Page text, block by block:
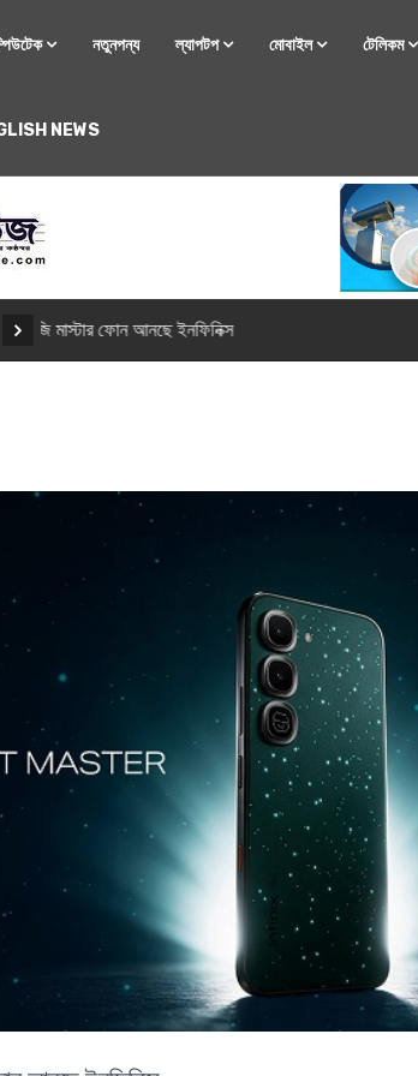
নতুনপন্য ল্যাপটপ মোবাইল টেলিকম
NEWS
মোবাইল নতুন সি-সিরিজ স্মার্টফোন নিয়ে আসছে রিয়েলমি